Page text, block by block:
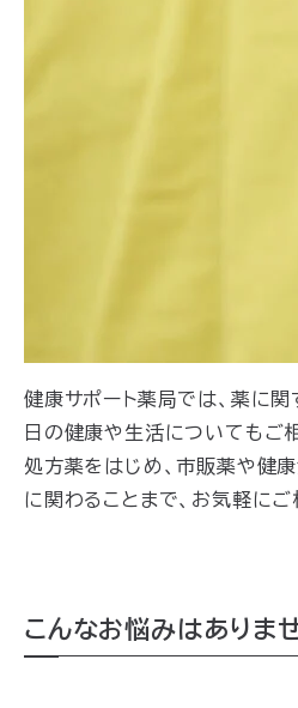
健康サポート薬局では、薬に関
日の健康や生活についてもご
処方薬をはじめ、市販薬や健
に関わることまで、お気軽にご
こんなお悩みはありま